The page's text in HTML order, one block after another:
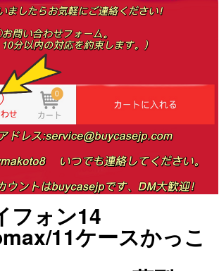
フォン14
11ケースかっこ